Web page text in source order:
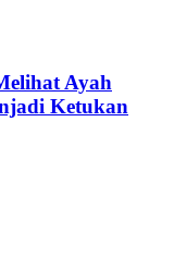
Ayah
Ketukan